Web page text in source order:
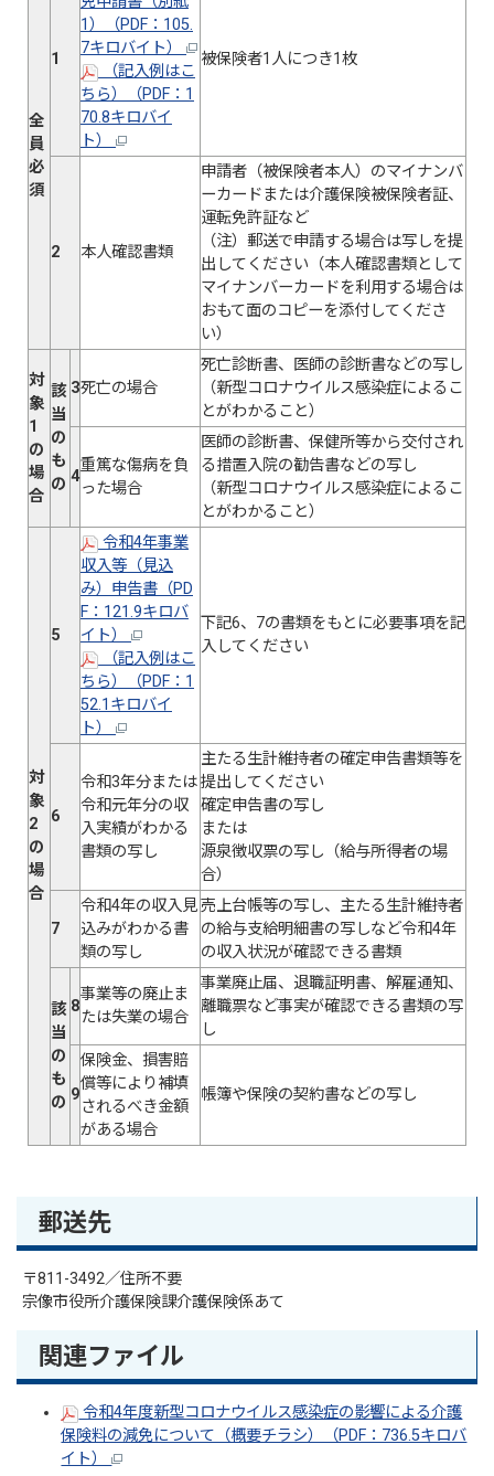
全
員
必
須
1
1）（PDF：105.
7キロバイト）
（記入例はこ
ちら）（PDF：1
70.8キロバイ
ト）
被保険者1人につき1枚
2 本人確認書類
申請者（被保険者本人）のマイナンバ
ーカードまたは介護保険被保険者証、
運転免許証など
（注）郵送で申請する場合は写しを提
出してください（本人確認書類として
マイナンバーカードを利用する場合は
おもて面のコピーを添付してくださ
い）
対
象
1
の
場
合
該
当
の
も
の
3死亡の場合
死亡診断書、医師の診断書などの写し
（新型コロナウイルス感染症によるこ
とがわかること）
4
重篤な傷病を負
った場合
医師の診断書、保健所等から交付され
る措置入院の勧告書などの写し
（新型コロナウイルス感染症によるこ
とがわかること）
対
象
2
の
場
合
5
令和4年事業
収入等（見込
み）申告書（PD
F：121.9キロバ
イト）
（記入例はこ
ちら）（PDF：1
52.1キロバイ
ト）
下記6、7の書類をもとに必要事項を記
入してください
6
令和3年分または
令和元年分の収
入実績がわかる
書類の写し
主たる生計維持者の確定申告書類等を
提出してください
確定申告書の写し
または
源泉徴収票の写し（給与所得者の場
合）
7
令和4年の収入見
込みがわかる書
類の写し
売上台帳等の写し、主たる生計維持者
の給与支給明細書の写しなど令和4年
の収入状況が確認できる書類
該
当
の
も
の
8
事業等の廃止ま
たは失業の場合
事業廃止届、退職証明書、解雇通知、
離職票など事実が確認できる書類の写
し
9
保険金、損害賠
償等により補填
されるべき金額
がある場合
帳簿や保険の契約書などの写し
郵送先
〒811-3492／住所不要
宗像市役所介護保険課介護保険係あて
関連ファイル
令和4年度新型コロナウイルス感染症の影響による介護
保険料の減免について（概要チラシ）（PDF：736.5キロバ
イト）